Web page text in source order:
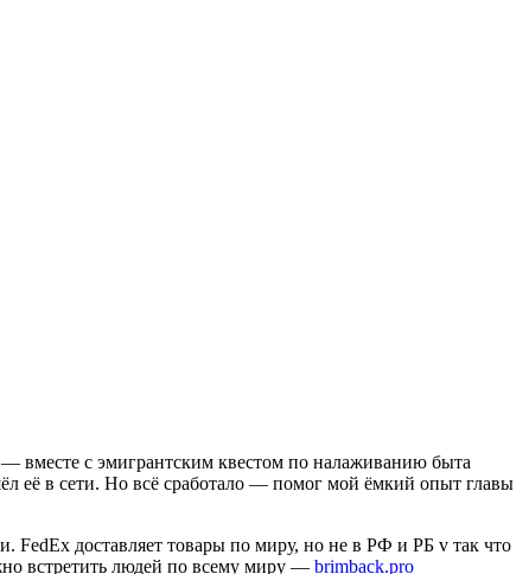
вместе с эмигрантским квестом по налаживанию быта
её в сети. Но всё сработало — помог мой ёмкий опыт главы
FedEx доставляет товары по миру, но не в РФ и РБ v так что
встретить людей по всему миру — brimback.pro